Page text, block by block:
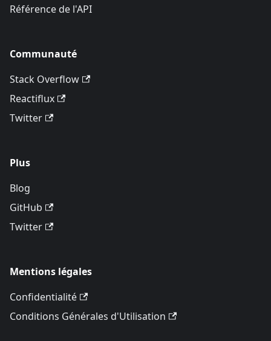
Référence de l'API
Communauté
Stack Overflow
Reactiflux
Twitter
Plus
Blog
GitHub
Twitter
Mentions légales
Confidentialité
Conditions Générales d'Utilisation